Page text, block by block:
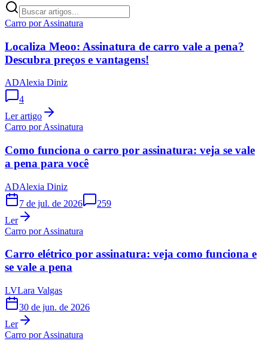
Carro por Assinatura
Localiza Meoo: Assinatura de carro vale a pena?
Descubra preços e vantagens!
ADAlexia Diniz
4
Ler artigo
Carro por Assinatura
Como funciona o carro por assinatura: veja se vale
a pena para você
ADAlexia Diniz
7 de jul. de 2026
259
Ler
Carro por Assinatura
Carro elétrico por assinatura: veja como funciona e
se vale a pena
LVLara Valgas
30 de jun. de 2026
Ler
Carro por Assinatura